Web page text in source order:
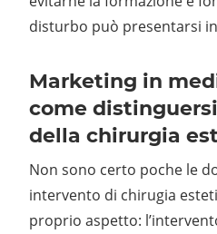
disturbo può presentarsi
Marketing in
come
della chirurgia
Non sono certo poche le
intervento di chirugia
proprio aspetto: